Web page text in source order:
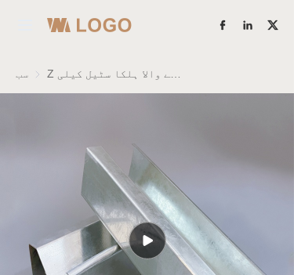
سب
ہمارے بارے میں
فیکٹری کی طاقت
کیس اسٹڈیز
بلاگ